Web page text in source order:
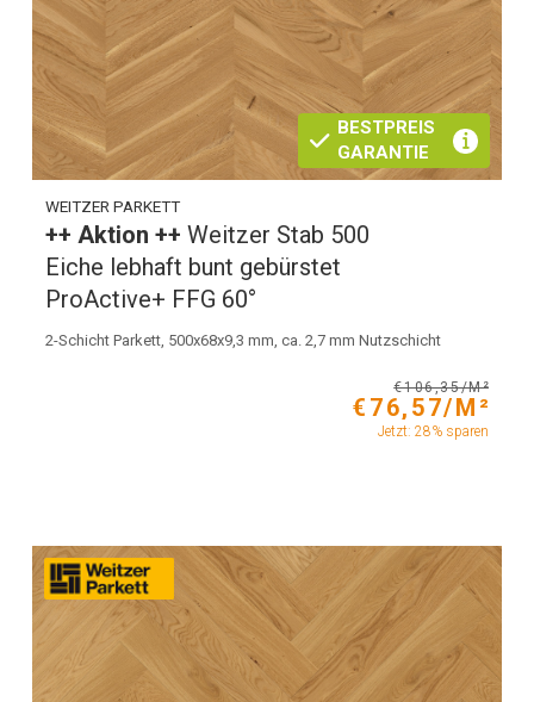
BESTPREIS
GARANTIE
WEITZER PARKETT
++ Aktion ++Weitzer Stab 500
Eiche lebhaft bunt gebürstet
ProActive+ FFG 60°
2-Schicht Parkett, 500x68x9,3 mm, ca. 2,7 mm Nutzschicht
€106,35/M²
€76,57/M²
Jetzt: 28% sparen